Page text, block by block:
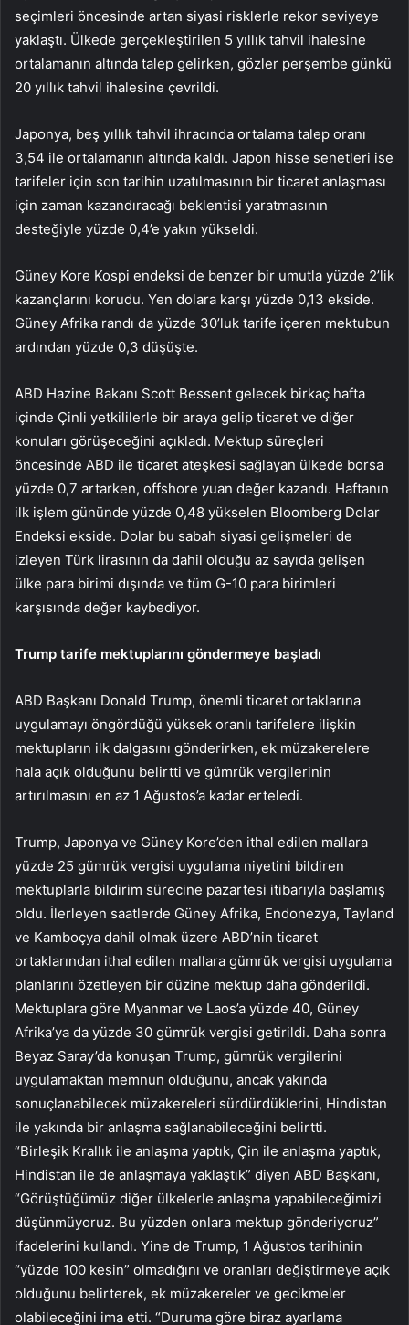
seçimleri öncesinde artan siyasi risklerle rekor seviyeye
yaklaştı. Ülkede gerçekleştirilen 5 yıllık tahvil ihalesine
ortalamanın altında talep gelirken, gözler perşembe günkü
20 yıllık tahvil ihalesine çevrildi.
Japonya, beş yıllık tahvil ihracında ortalama talep oranı
3,54 ile ortalamanın altında kaldı. Japon hisse senetleri ise
tarifeler için son tarihin uzatılmasının bir ticaret anlaşması
için zaman kazandıracağı beklentisi yaratmasının
desteğiyle yüzde 0,4’e yakın yükseldi.
Güney Kore Kospi endeksi de benzer bir umutla yüzde 2’lik
kazançlarını korudu. Yen dolara karşı yüzde 0,13 ekside.
Güney Afrika randı da yüzde 30’luk tarife içeren mektubun
ardından yüzde 0,3 düşüşte.
ABD Hazine Bakanı Scott Bessent gelecek birkaç hafta
içinde Çinli yetkililerle bir araya gelip ticaret ve diğer
konuları görüşeceğini açıkladı. Mektup süreçleri
öncesinde ABD ile ticaret ateşkesi sağlayan ülkede borsa
yüzde 0,7 artarken, offshore yuan değer kazandı. Haftanın
ilk işlem gününde yüzde 0,48 yükselen Bloomberg Dolar
Endeksi ekside. Dolar bu sabah siyasi gelişmeleri de
izleyen Türk lirasının da dahil olduğu az sayıda gelişen
ülke para birimi dışında ve tüm G-10 para birimleri
karşısında değer kaybediyor.
Trump tarife mektuplarını göndermeye başladı
ABD Başkanı Donald Trump, önemli ticaret ortaklarına
uygulamayı öngördüğü yüksek oranlı tarifelere ilişkin
mektupların ilk dalgasını gönderirken, ek müzakerelere
hala açık olduğunu belirtti ve gümrük vergilerinin
artırılmasını en az 1 Ağustos’a kadar erteledi.
Trump, Japonya ve Güney Kore’den ithal edilen mallara
yüzde 25 gümrük vergisi uygulama niyetini bildiren
mektuplarla bildirim sürecine pazartesi itibarıyla başlamış
oldu. İlerleyen saatlerde Güney Afrika, Endonezya, Tayland
ve Kamboçya dahil olmak üzere ABD’nin ticaret
ortaklarından ithal edilen mallara gümrük vergisi uygulama
planlarını özetleyen bir düzine mektup daha gönderildi.
Mektuplara göre Myanmar ve Laos’a yüzde 40, Güney
Afrika’ya da yüzde 30 gümrük vergisi getirildi. Daha sonra
Beyaz Saray’da konuşan Trump, gümrük vergilerini
uygulamaktan memnun olduğunu, ancak yakında
sonuçlanabilecek müzakereleri sürdürdüklerini, Hindistan
ile yakında bir anlaşma sağlanabileceğini belirtti.
“Birleşik Krallık ile anlaşma yaptık, Çin ile anlaşma yaptık,
Hindistan ile de anlaşmaya yaklaştık” diyen ABD Başkanı,
“Görüştüğümüz diğer ülkelerle anlaşma yapabileceğimizi
düşünmüyoruz. Bu yüzden onlara mektup gönderiyoruz”
ifadelerini kullandı. Yine de Trump, 1 Ağustos tarihinin
“yüzde 100 kesin” olmadığını ve oranları değiştirmeye açık
olduğunu belirterek, ek müzakereler ve gecikmeler
olabileceğini ima etti. “Duruma göre biraz ayarlama